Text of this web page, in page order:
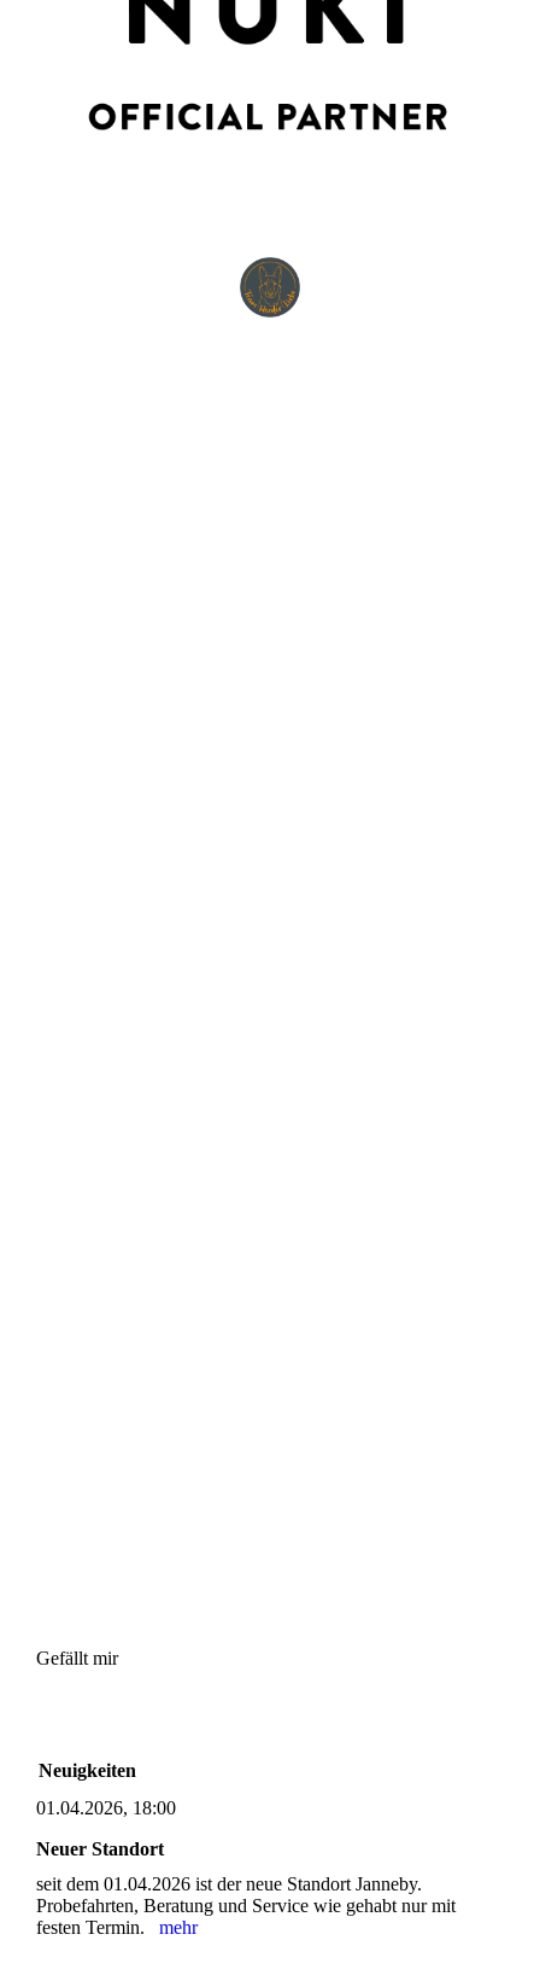
Gefällt mir
Neuigkeiten
01.04.2026, 18:00
Neuer Standort
seit dem 01.04.2026 ist der neue Standort Janneby.
Probefahrten, Beratung und Service wie gehabt nur mit
festen Termin. mehr